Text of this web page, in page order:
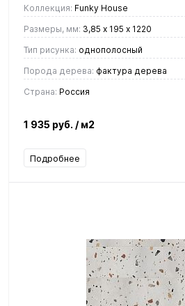
Коллекция: Funky House
Размеры, мм: 3,85 х 195 х 1220
Тип рисунка: однополосный
Порода дерева: фактура дерева
Страна: Россия
1 935 руб. / м2
Подробнее